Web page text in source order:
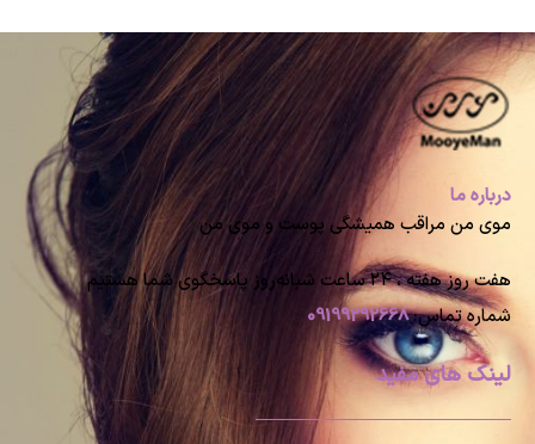
درباره ما
موی من مراقب همیشگی پوست و موی من
هفت روز هفته ، ۲۴ ساعت شبانه‌روز پاسخگوی شما هستیم
شماره تماس:09199292668
لینک های مفید